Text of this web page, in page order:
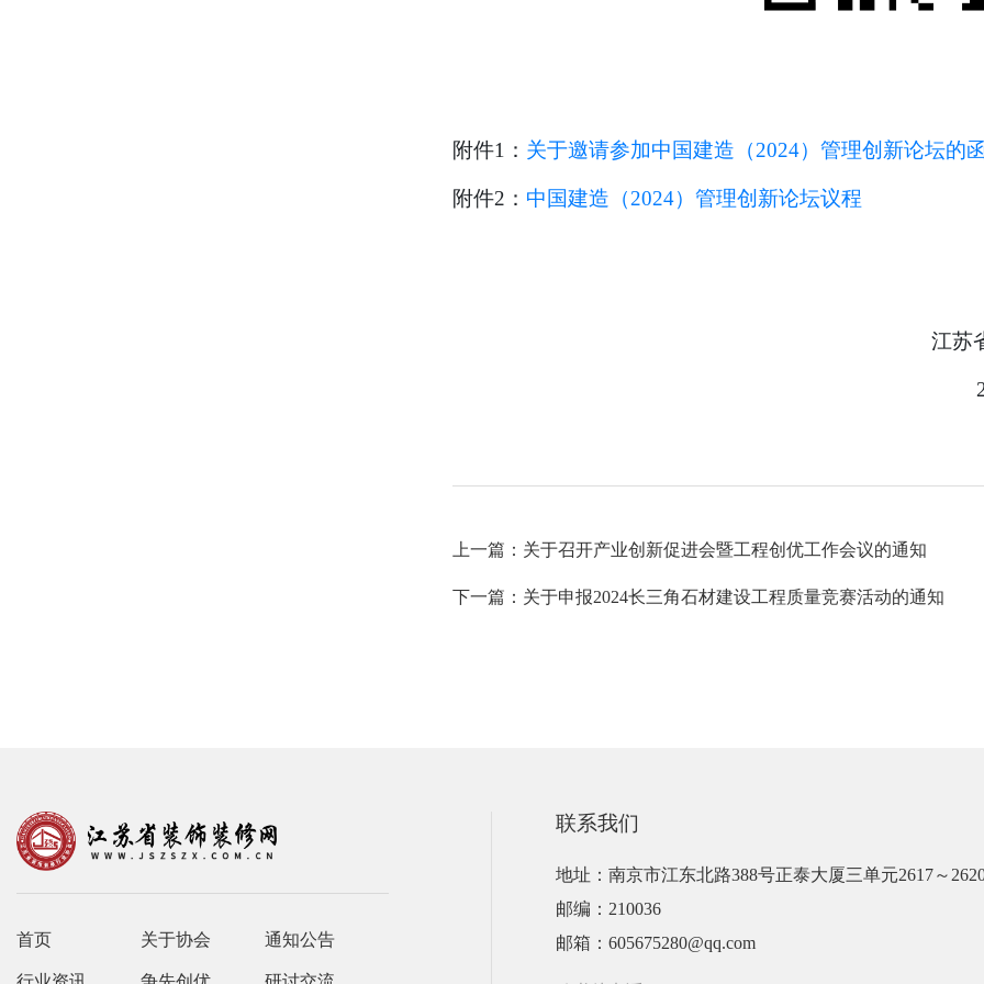
附件1： 关于邀请参加中国建造（2024）管理创新论坛的
附件2： 中国建造（2024）管理创新论坛议程
江苏
上一篇：关于召开产业创新促进会暨工程创优工作会议的通知
下一篇：关于申报2024长三角石材建设工程质量竞赛活动的通知
首页 关于协会 通知公告
联系我们
地址：南京市江东北路388号正泰大厦三单元2617～
邮编：210036
邮箱：605675280@qq.com